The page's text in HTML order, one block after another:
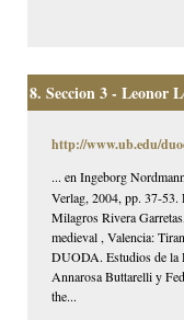
8. Seccion 3 - Leonor
http://www.ub.edu/
... en Ingeborg
Verlag, 2004, pp. 37-
Milagros Rivera
medieval , Valencia:
DUODA. Estudios de la
Annarosa Buttarelli y
the...